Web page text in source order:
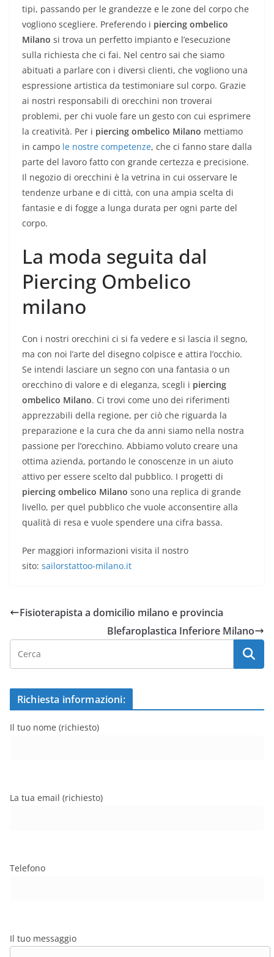
tipi, passando per le grandezze e le zone del corpo che
vogliono scegliere. Preferendo i piercing ombelico
Milano si trova un perfetto impianto e l’esecuzione
sulla richiesta che ci fai. Nel centro sai che siamo
abituati a parlare con i diversi clienti, che vogliono una
espressione artistica da testimoniare sul corpo. Grazie
ai nostri responsabili di orecchini non troverai
problemi, per chi vuole fare un gesto con cui esprimere
la creatività. Per i piercing ombelico Milano mettiamo
in campo le nostre competenze, che ci fanno stare dalla
parte del lavoro fatto con grande certezza e precisione.
Il negozio di orecchini è la vetrina in cui osservare le
tendenze urbane e di città, con una ampia scelta di
fantasie e di fogge a lunga durata per ogni parte del
corpo.
La moda seguita dal
Piercing Ombelico
milano
Con i nostri orecchini ci si fa vedere e si lascia il segno,
ma con noi l’arte del disegno colpisce e attira l’occhio.
Se intendi lasciare un segno con una fantasia o un
orecchino di valore e di eleganza, scegli i piercing
ombelico Milano. Ci trovi come uno dei riferimenti
apprezzabili della regione, per ciò che riguarda la
preparazione e la cura che da anni siamo nella nostra
passione per l’orecchino. Abbiamo voluto creare una
ottima azienda, portando le conoscenze in un aiuto
attivo per essere scelto dal pubblico. I progetti di
piercing ombelico Milano sono una replica di grande
livello, per quel pubblico che vuole acconsentire alla
qualità di resa e vuole spendere una cifra bassa.
Per maggiori informazioni visita il nostro
sito: sailorstattoo-milano.it
Fisioterapista a domicilio milano e provincia
Blefaroplastica Inferiore Milano
Richiesta informazioni:
Il tuo nome (richiesto)
La tua email (richiesto)
Telefono
Il tuo messaggio